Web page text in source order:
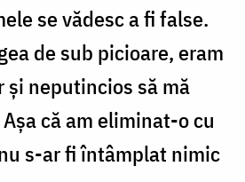
se vădesc a fi false.
de sub picioare, eram
şi neputincios să mă
că am eliminat-o cu
s-ar fi întâmplat nimic